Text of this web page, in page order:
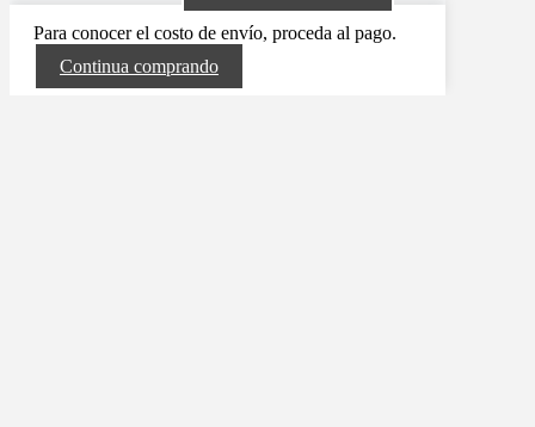
Para conocer el costo de envío, proceda al pago.
Continua comprando